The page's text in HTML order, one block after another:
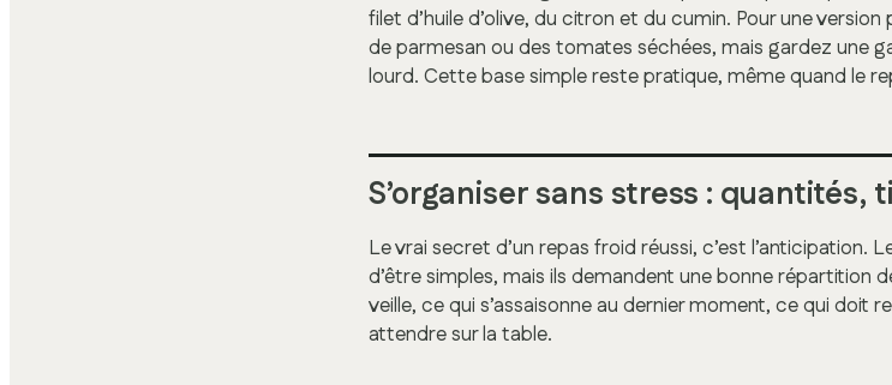
filet d’huile d’olive, du citron et du cumin. Pour une
de parmesan ou des tomates séchées, mais gardez une
lourd. Cette base simple reste pratique, même quand le
S’organiser sans stress :
Le vrai secret d’un repas froid réussi, c’est l’anticipation.
d’être simples, mais ils demandent une bonne répartition
veille, ce qui s’assaisonne au dernier moment, ce qui doit
attendre sur la table.